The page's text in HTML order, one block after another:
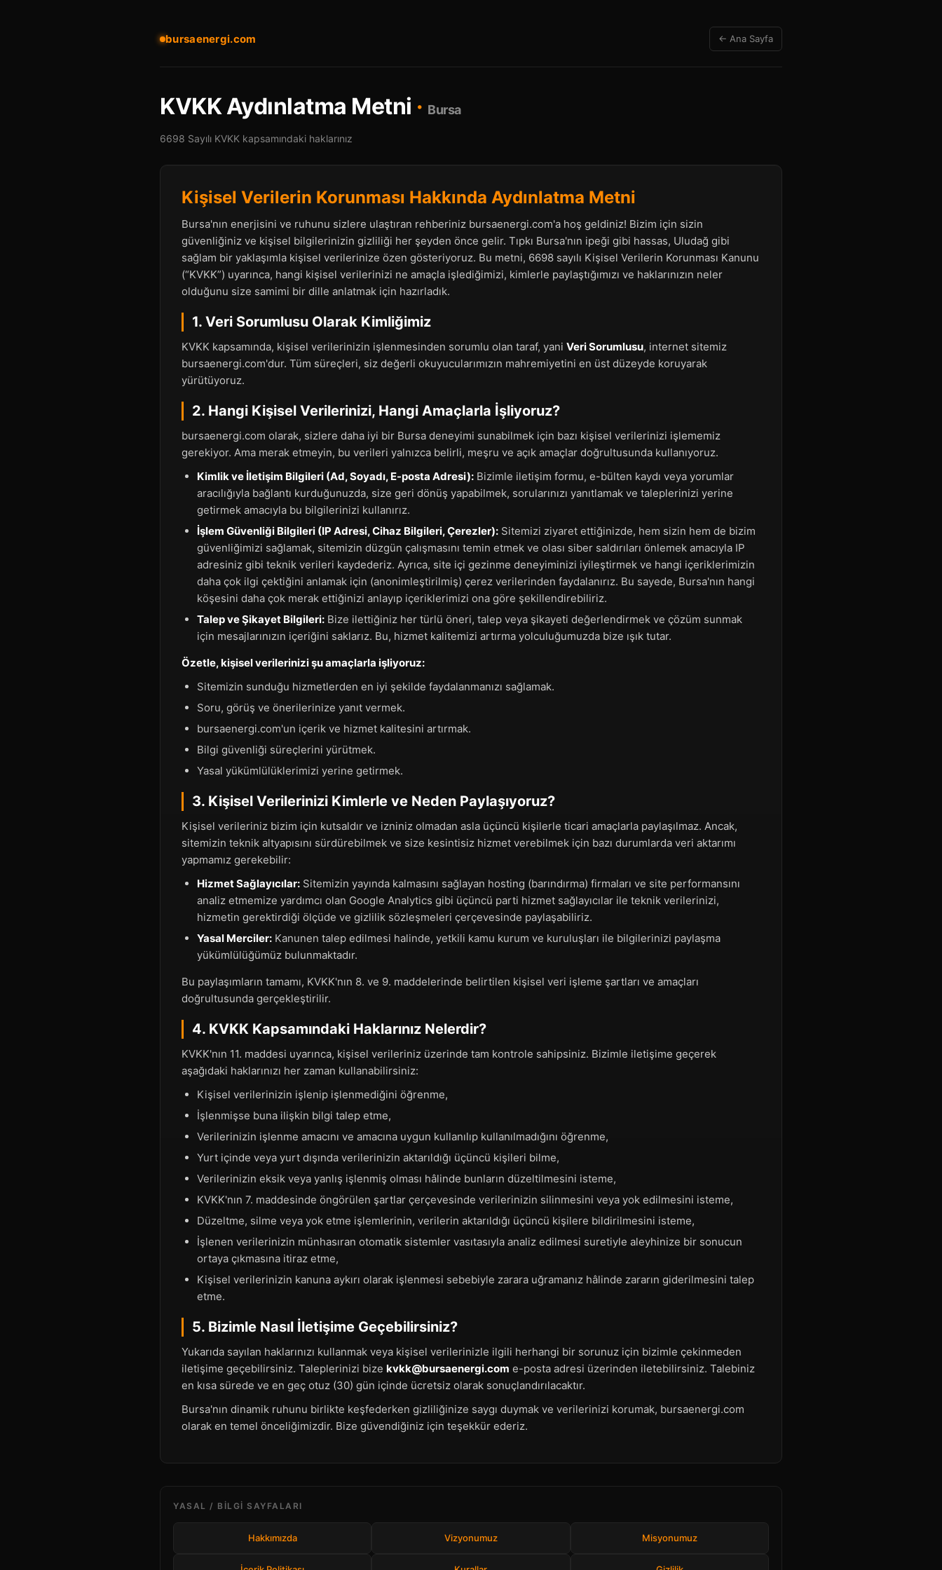
bursaenergi.com ← Ana Sayfa
KVKK Aydınlatma Metni · Bursa
6698 Sayılı KVKK kapsamındaki haklarınız
Kişisel Verilerin Korunması Hakkında Aydınlatma Metni
Bursa'nın enerjisini ve ruhunu sizlere ulaştıran rehberiniz bursaenergi.com'a hoş geldiniz! Bizim için sizin
güvenliğiniz ve kişisel bilgilerinizin gizliliği her şeyden önce gelir. Tıpkı Bursa'nın ipeği gibi hassas, Uludağ gibi
sağlam bir yaklaşımla kişisel verilerinize özen gösteriyoruz. Bu metni, 6698 sayılı Kişisel Verilerin Korunması Kanunu
(“KVKK”) uyarınca, hangi kişisel verilerinizi ne amaçla işlediğimizi, kimlerle paylaştığımızı ve haklarınızın neler
olduğunu size samimi bir dille anlatmak için hazırladık.
1. Veri Sorumlusu Olarak Kimliğimiz
KVKK kapsamında, kişisel verilerinizin işlenmesinden sorumlu olan taraf, yani Veri Sorumlusu, internet sitemiz
bursaenergi.com'dur. Tüm süreçleri, siz değerli okuyucularımızın mahremiyetini en üst düzeyde koruyarak
yürütüyoruz.
2. Hangi Kişisel Verilerinizi, Hangi Amaçlarla İşliyoruz?
bursaenergi.com olarak, sizlere daha iyi bir Bursa deneyimi sunabilmek için bazı kişisel verilerinizi işlememiz
gerekiyor. Ama merak etmeyin, bu verileri yalnızca belirli, meşru ve açık amaçlar doğrultusunda kullanıyoruz.
Kimlik ve İletişim Bilgileri (Ad, Soyadı, E-posta Adresi): Bizimle iletişim formu, e-bülten kaydı veya yorumlar
aracılığıyla bağlantı kurduğunuzda, size geri dönüş yapabilmek, sorularınızı yanıtlamak ve taleplerinizi yerine
getirmek amacıyla bu bilgilerinizi kullanırız.
İşlem Güvenliği Bilgileri (IP Adresi, Cihaz Bilgileri, Çerezler): Sitemizi ziyaret ettiğinizde, hem sizin hem de bizim
güvenliğimizi sağlamak, sitemizin düzgün çalışmasını temin etmek ve olası siber saldırıları önlemek amacıyla IP
adresiniz gibi teknik verileri kaydederiz. Ayrıca, site içi gezinme deneyiminizi iyileştirmek ve hangi içeriklerimizin
daha çok ilgi çektiğini anlamak için (anonimleştirilmiş) çerez verilerinden faydalanırız. Bu sayede, Bursa'nın hangi
köşesini daha çok merak ettiğinizi anlayıp içeriklerimizi ona göre şekillendirebiliriz.
Talep ve Şikayet Bilgileri: Bize ilettiğiniz her türlü öneri, talep veya şikayeti değerlendirmek ve çözüm sunmak
için mesajlarınızın içeriğini saklarız. Bu, hizmet kalitemizi artırma yolculuğumuzda bize ışık tutar.
Özetle, kişisel verilerinizi şu amaçlarla işliyoruz:
Sitemizin sunduğu hizmetlerden en iyi şekilde faydalanmanızı sağlamak.
Soru, görüş ve önerilerinize yanıt vermek.
bursaenergi.com'un içerik ve hizmet kalitesini artırmak.
Bilgi güvenliği süreçlerini yürütmek.
Yasal yükümlülüklerimizi yerine getirmek.
3. Kişisel Verilerinizi Kimlerle ve Neden Paylaşıyoruz?
Kişisel verileriniz bizim için kutsaldır ve izniniz olmadan asla üçüncü kişilerle ticari amaçlarla paylaşılmaz. Ancak,
sitemizin teknik altyapısını sürdürebilmek ve size kesintisiz hizmet verebilmek için bazı durumlarda veri aktarımı
yapmamız gerekebilir:
Hizmet Sağlayıcılar: Sitemizin yayında kalmasını sağlayan hosting (barındırma) firmaları ve site performansını
analiz etmemize yardımcı olan Google Analytics gibi üçüncü parti hizmet sağlayıcılar ile teknik verilerinizi,
hizmetin gerektirdiği ölçüde ve gizlilik sözleşmeleri çerçevesinde paylaşabiliriz.
Yasal Merciler: Kanunen talep edilmesi halinde, yetkili kamu kurum ve kuruluşları ile bilgilerinizi paylaşma
yükümlülüğümüz bulunmaktadır.
Bu paylaşımların tamamı, KVKK'nın 8. ve 9. maddelerinde belirtilen kişisel veri işleme şartları ve amaçları
doğrultusunda gerçekleştirilir.
4. KVKK Kapsamındaki Haklarınız Nelerdir?
KVKK'nın 11. maddesi uyarınca, kişisel verileriniz üzerinde tam kontrole sahipsiniz. Bizimle iletişime geçerek
aşağıdaki haklarınızı her zaman kullanabilirsiniz:
Kişisel verilerinizin işlenip işlenmediğini öğrenme,
İşlenmişse buna ilişkin bilgi talep etme,
Verilerinizin işlenme amacını ve amacına uygun kullanılıp kullanılmadığını öğrenme,
Yurt içinde veya yurt dışında verilerinizin aktarıldığı üçüncü kişileri bilme,
Verilerinizin eksik veya yanlış işlenmiş olması hâlinde bunların düzeltilmesini isteme,
KVKK'nın 7. maddesinde öngörülen şartlar çerçevesinde verilerinizin silinmesini veya yok edilmesini isteme,
Düzeltme, silme veya yok etme işlemlerinin, verilerin aktarıldığı üçüncü kişilere bildirilmesini isteme,
İşlenen verilerinizin münhasıran otomatik sistemler vasıtasıyla analiz edilmesi suretiyle aleyhinize bir sonucun
ortaya çıkmasına itiraz etme,
Kişisel verilerinizin kanuna aykırı olarak işlenmesi sebebiyle zarara uğramanız hâlinde zararın giderilmesini talep
etme.
5. Bizimle Nasıl İletişime Geçebilirsiniz?
Yukarıda sayılan haklarınızı kullanmak veya kişisel verilerinizle ilgili herhangi bir sorunuz için bizimle çekinmeden
iletişime geçebilirsiniz. Taleplerinizi bize kvkk@bursaenergi.com e-posta adresi üzerinden iletebilirsiniz. Talebiniz
en kısa sürede ve en geç otuz (30) gün içinde ücretsiz olarak sonuçlandırılacaktır.
Bursa'nın dinamik ruhunu birlikte keşfederken gizliliğinize saygı duymak ve verilerinizi korumak, bursaenergi.com
olarak en temel önceliğimizdir. Bize güvendiğiniz için teşekkür ederiz.
YASAL / BILGI SAYFALARI
Hakkımızda Vizyonumuz Misyonumuz